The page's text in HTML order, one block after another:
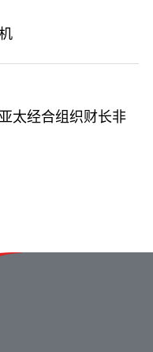
太经合组织财长非